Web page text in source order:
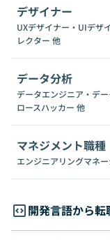
デザイナー
UXデザイナー・UIデザ
レクター 他
データ分析
データエンジニア・デ
ロースハッカー 他
マネジメント職種
エンジニアリングマネ
開発言語から